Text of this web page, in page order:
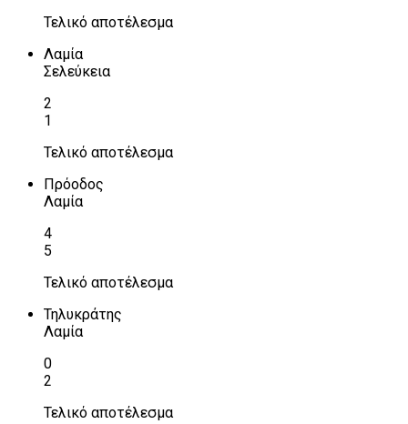
Τελικό αποτέλεσμα
Λαμία
Σελεύκεια
2
1
Τελικό αποτέλεσμα
Πρόοδος
Λαμία
4
5
Τελικό αποτέλεσμα
Τηλυκράτης
Λαμία
0
2
Τελικό αποτέλεσμα